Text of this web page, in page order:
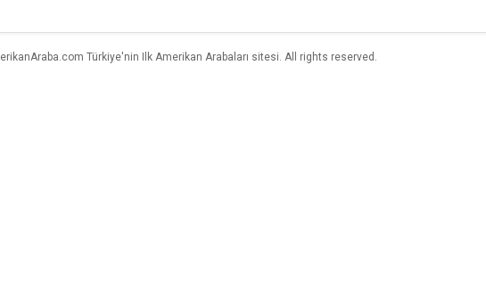
Türkiye'nin Ilk Amerikan Arabaları sitesi. All rights reserved.